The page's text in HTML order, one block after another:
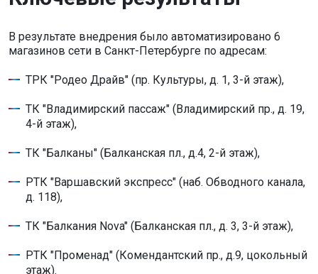
В результате внедрения было автоматизировано 6
магазинов сети в Санкт-Петербурге по адресам:
ТРК "Родео Драйв" (пр. Культуры, д. 1, 3-й этаж),
ТК "Владимирский пассаж" (Владимирский пр., д. 19,
4-й этаж),
ТК "Балканы" (Балканская пл., д.4, 2-й этаж),
РТК "Варшавский экспресс" (наб. Обводного канала,
д. 118),
ТК "Балкания Nova" (Балканская пл., д. 3, 3-й этаж),
РТК "Променад" (Комендантский пр., д.9, цокольный
этаж).